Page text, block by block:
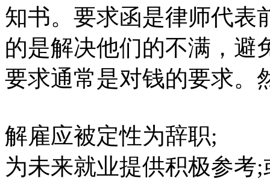
知书。要求函是律师代表
的是解决他们的不满，避
要求通常是对钱的要求。
解雇应被定性为辞职;
为未来就业提供积极参考;